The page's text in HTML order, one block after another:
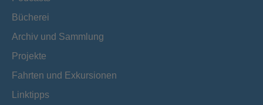
Bücherei
Archiv und Sammlung
Projekte
Fahrten und Exkursionen
Linktipps